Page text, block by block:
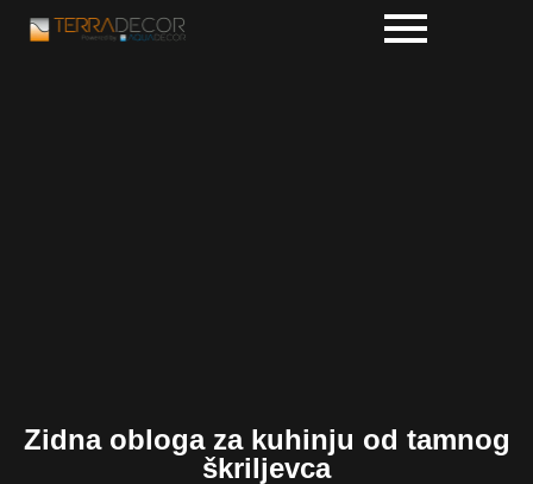
Zidna obloga za kuhinju od tamnog
škriljevca